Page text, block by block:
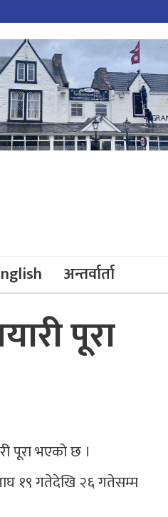
अन्तर्वार्ता
पूरा
पूरा भएको छ ।
१९ गतेदेखि २६ गतेसम्म